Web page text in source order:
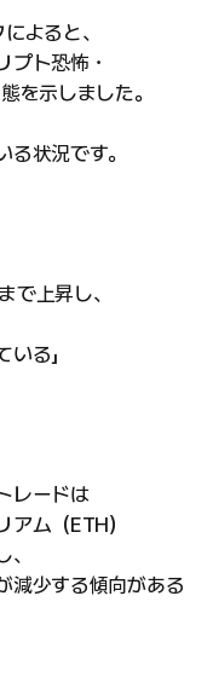
よると、
プト恐怖・
を示しました。
状況です。
で上昇し、
る」
レードは
アム（ETH）
減少する傾向がある